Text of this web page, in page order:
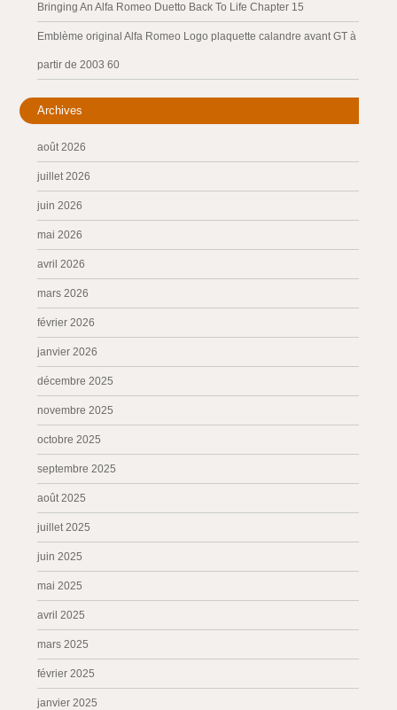
Bringing An Alfa Romeo Duetto Back To Life Chapter 15
Emblème original Alfa Romeo Logo plaquette calandre avant GT à
partir de 2003 60
Archives
août 2026
juillet 2026
juin 2026
mai 2026
avril 2026
mars 2026
février 2026
janvier 2026
décembre 2025
novembre 2025
octobre 2025
septembre 2025
août 2025
juillet 2025
juin 2025
mai 2025
avril 2025
mars 2025
février 2025
janvier 2025